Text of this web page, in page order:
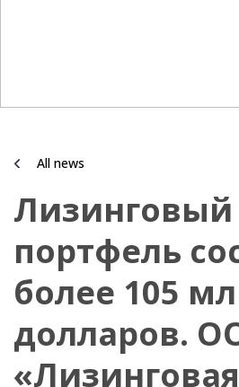
All news
Лизинговый
портфель
более 105
долларов.
«Лизинговая